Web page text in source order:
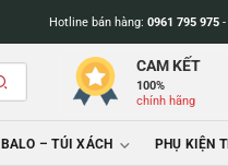
Hotline bán hàng: 0961 795 975-
CAM KẾT
100%
chính hãng
BALO – TÚI XÁCH PHỤ KIỆN